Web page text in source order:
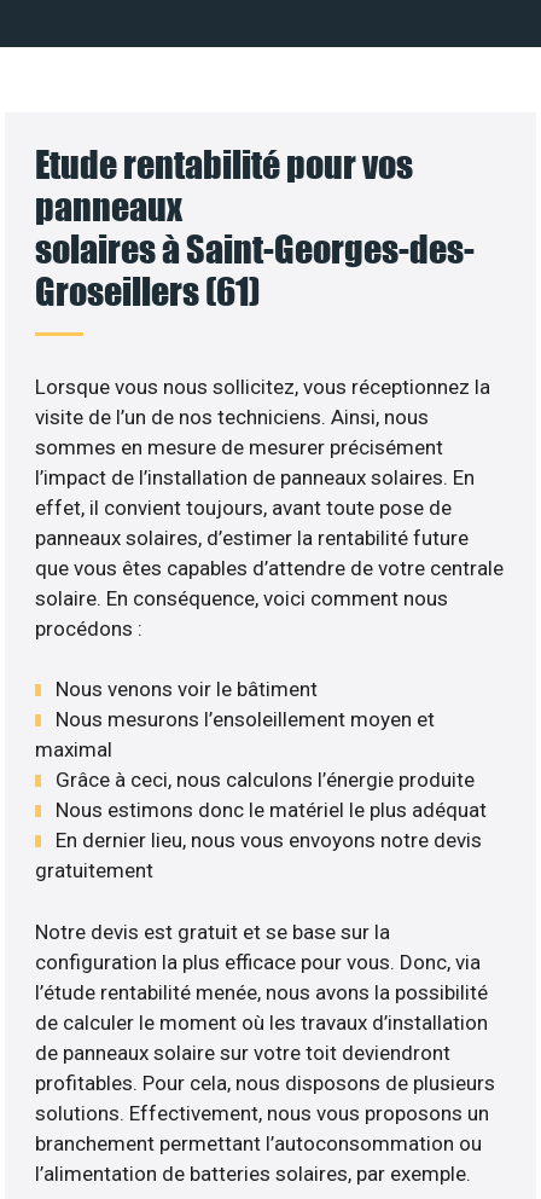
Etude rentabilité pour vos
panneaux
solaires à Saint-Georges-des-
Groseillers (61)
Lorsque vous nous sollicitez, vous réceptionnez la
visite de l’un de nos techniciens. Ainsi, nous
sommes en mesure de mesurer précisément
l’impact de l’installation de panneaux solaires. En
effet, il convient toujours, avant toute pose de
panneaux solaires, d’estimer la rentabilité future
que vous êtes capables d’attendre de votre centrale
solaire. En conséquence, voici comment nous
procédons :
Nous venons voir le bâtiment
Nous mesurons l’ensoleillement moyen et
maximal
Grâce à ceci, nous calculons l’énergie produite
Nous estimons donc le matériel le plus adéquat
En dernier lieu, nous vous envoyons notre devis
gratuitement
Notre devis est gratuit et se base sur la
configuration la plus efficace pour vous. Donc, via
l’étude rentabilité menée, nous avons la possibilité
de calculer le moment où les travaux d’installation
de panneaux solaire sur votre toit deviendront
profitables. Pour cela, nous disposons de plusieurs
solutions. Effectivement, nous vous proposons un
branchement permettant l’autoconsommation ou
l’alimentation de batteries solaires, par exemple.